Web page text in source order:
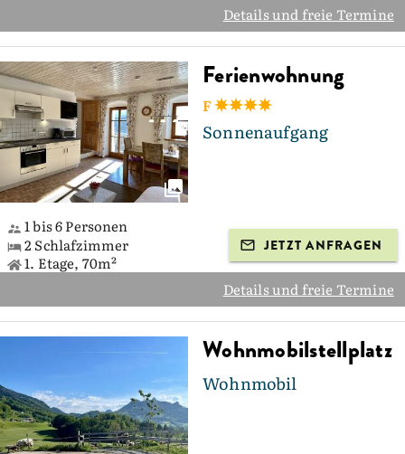
Details und freie Termine
Ferienwohnung
F
Sonnenaufgang
1 bis 6 Personen
2 Schlafzimmer
1. Etage, 70m²
JETZT ANFRAGEN
Details und freie Termine
Wohnmobilstellplatz
Wohnmobil